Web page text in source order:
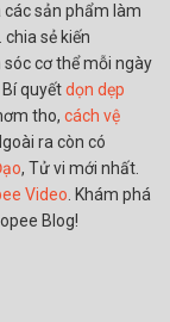
các sản phẩm làm
sẻ kiến
sóc cơ thể mỗi ngày
Bí quyếtdọn dẹp
tho, cách vệ
ra còn có
, Tử vi mới nhất.
Video. Khám phá
Blog!